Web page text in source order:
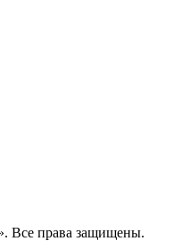
Все права защищены.